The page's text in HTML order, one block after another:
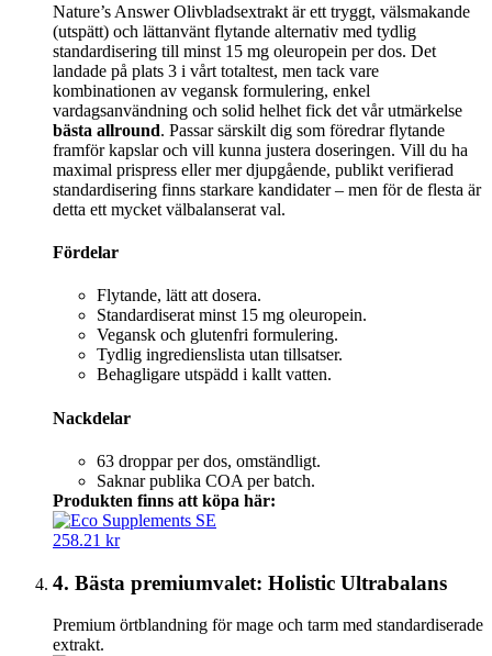
Nature’s Answer Olivbladsextrakt är ett tryggt, välsmakande
(utspätt) och lättanvänt flytande alternativ med tydlig
standardisering till minst 15 mg oleuropein per dos. Det
landade på plats 3 i vårt totaltest, men tack vare
kombinationen av vegansk formulering, enkel
vardagsanvändning och solid helhet fick det vår utmärkelse
bästa allround. Passar särskilt dig som föredrar flytande
framför kapslar och vill kunna justera doseringen. Vill du ha
maximal prispress eller mer djupgående, publikt verifierad
standardisering finns starkare kandidater – men för de flesta är
detta ett mycket välbalanserat val.
Fördelar
Flytande, lätt att dosera.
Standardiserat minst 15 mg oleuropein.
Vegansk och glutenfri formulering.
Tydlig ingredienslista utan tillsatser.
Behagligare utspädd i kallt vatten.
Nackdelar
63 droppar per dos, omständligt.
Saknar publika COA per batch.
Produkten finns att köpa här:
258.21 kr
4. Bästa premiumvalet: Holistic Ultrabalans
Premium örtblandning för mage och tarm med standardiserade
extrakt.